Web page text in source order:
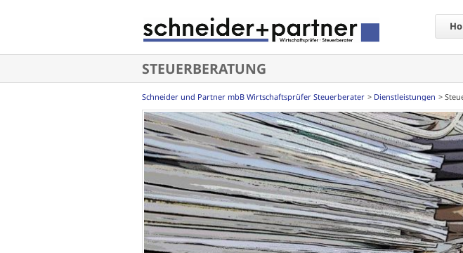
Navigation
überspringen
STEUERBERATUNG
Schneider und Partner mbB Wirtschaftsprüfer Steuerberater Dienstleistungen